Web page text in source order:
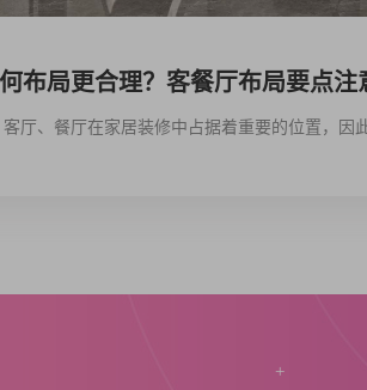
布局更合理？客餐厅布局要点注
+